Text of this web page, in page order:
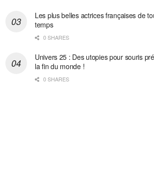
Les plus belles actrices françaises de
temps
0 SHARES
Univers 25 : Des utopies pour souris
la fin du monde !
0 SHARES